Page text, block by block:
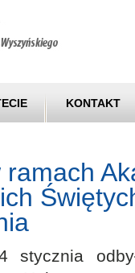
KONTAKT
ramach
stycznia